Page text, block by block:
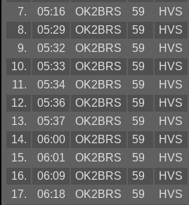
7.
05:16 OK2BRS 59 HVS
8.
05:29 OK2BRS 59 HVS
9.
05:32 OK2BRS 59 HVS
10.
05:33 OK2BRS 59 HVS
11.
05:34 OK2BRS 59 HVS
12.
05:36 OK2BRS 59 HVS
13.
05:37 OK2BRS 59 HVS
14.
06:00 OK2BRS 59 HVS
15.
06:01 OK2BRS 59 HVS
16.
06:09 OK2BRS 59 HVS
17.
06:18 OK2BRS 59 HVS